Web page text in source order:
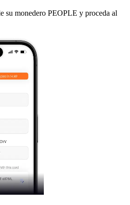
su monedero PEOPLE y proceda al